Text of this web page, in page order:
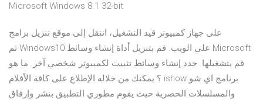
Microsoft Windows 8.1 32-bit
‏‫على جهاز كمبيوتر قيد التشغيل، انتقل إلى موقع تنزيل برامج
Microsoft على الويب‬‏‫. قم بتنزيل أداة إنشاء وسائط Windows10 ثم
قم بتشغيلها. حدد إنشاء وسائط تثبيت لكمبيوتر شخصي آخر. ما هو
برنامج اي شو ishow ؟ يمكنك من خلاله الإطلاع على كافة الأفلام
والمسلسلات الحصرية حيث يقوم مطوري التطبيق بنشر وإرفاق